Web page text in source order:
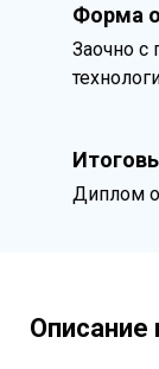
Форма
Заочно с
Диплом о
Описание